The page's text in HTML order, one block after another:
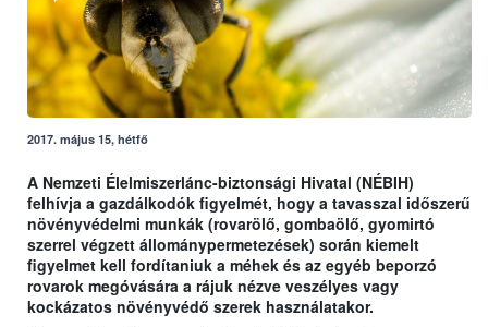
2017. május 15, hétfő
A Nemzeti Élelmiszerlánc-biztonsági Hivatal (NÉBIH)
felhívja a gazdálkodók figyelmét, hogy a tavasszal időszerű
növényvédelmi munkák (rovarölő, gombaölő, gyomirtó
szerrel végzett állománypermetezések) során kiemelt
figyelmet kell fordítaniuk a méhek és az egyéb beporzó
rovarok megóvására a rájuk nézve veszélyes vagy
kockázatos növényvédő szerek használatakor.